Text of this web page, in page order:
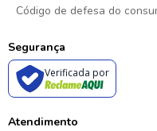
Código de defesa do
Segurança
Verificada por
Atendimento